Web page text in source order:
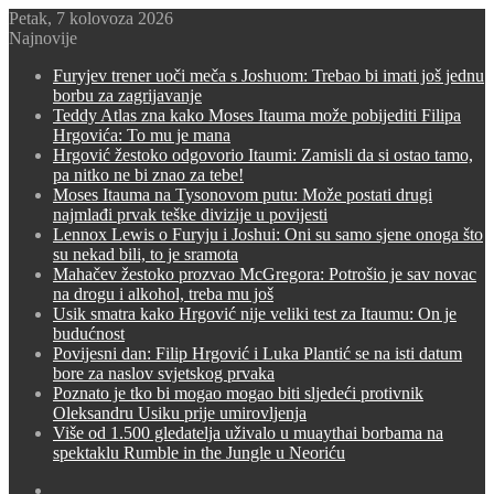
Petak, 7 kolovoza 2026
Najnovije
Furyjev trener uoči meča s Joshuom: Trebao bi imati još jednu
borbu za zagrijavanje
Teddy Atlas zna kako Moses Itauma može pobijediti Filipa
Hrgovića: To mu je mana
Hrgović žestoko odgovorio Itaumi: Zamisli da si ostao tamo,
pa nitko ne bi znao za tebe!
Moses Itauma na Tysonovom putu: Može postati drugi
najmlađi prvak teške divizije u povijesti
Lennox Lewis o Furyju i Joshui: Oni su samo sjene onoga što
su nekad bili, to je sramota
Mahačev žestoko prozvao McGregora: Potrošio je sav novac
na drogu i alkohol, treba mu još
Usik smatra kako Hrgović nije veliki test za Itaumu: On je
budućnost
Povijesni dan: Filip Hrgović i Luka Plantić se na isti datum
bore za naslov svjetskog prvaka
Poznato je tko bi mogao mogao biti sljedeći protivnik
Oleksandru Usiku prije umirovljenja
Više od 1.500 gledatelja uživalo u muaythai borbama na
spektaklu Rumble in the Jungle u Neoriću